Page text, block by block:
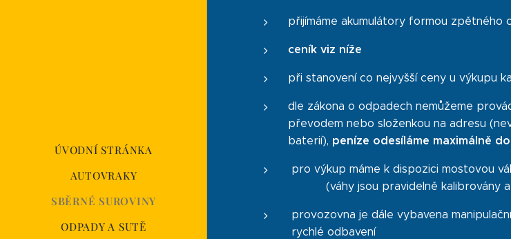
ÚVODNÍ STRÁNKA
AUTOVRAKY
SBĚRNÉ SUROVINY
ODPADY A SUTĚ
přijímáme akumulátory formou zpětného
ceník viz níže
při stanovení co nejvyšší ceny u výkupu
dle zákona o odpadech nemůžeme
převodem nebo složenkou na adresu
baterií), peníze odesíláme maximálně
pro výkup máme k dispozici
(váhy jsou pravidelně kalibrovány a
provozovna je dále vybavena
rychlé odbavení